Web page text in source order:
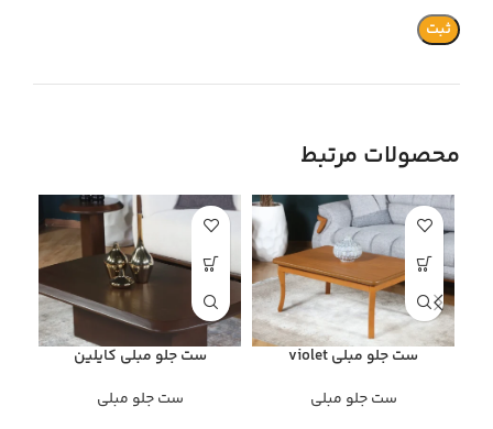
محصولات مرتبط
ست جلو مبلی violet
ست جلو مبلی
ست جلو مبلی کایلین
ست جلو مبلی